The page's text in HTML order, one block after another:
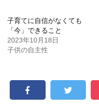
子育てに自信がなくても
「今」できること
2023年10月18日
子供の自主性